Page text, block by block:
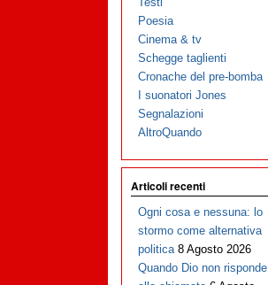
Poesia
Cinema & tv
Schegge taglienti
Cronache del pre-bomba
I suonatori Jones
Segnalazioni
AltroQuando
Articoli recenti
Ogni cosa e nessuna: lo
stormo come alternativa
politica 8 Agosto 2026
Quando Dio non risponde